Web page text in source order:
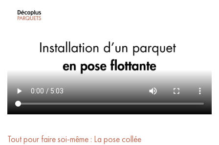
Tout pour faire soi-même : La pose collée